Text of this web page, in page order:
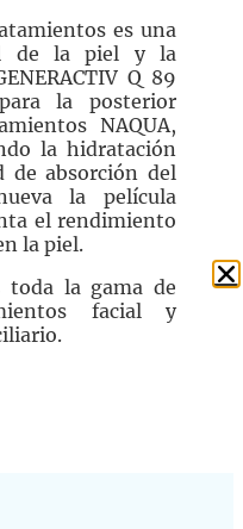
es una
de la piel y la
Q 89
la posterior
NAQUA,
la hidratación
de absorción del
la película
el rendimiento
la piel.
toda la gama de
facial y